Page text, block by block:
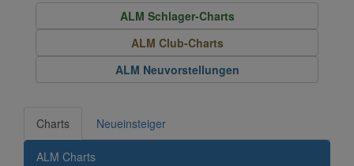
ALM Schlager-Charts
ALM Club-Charts
ALM Neuvorstellungen
Charts Neueinsteiger
ALM Charts